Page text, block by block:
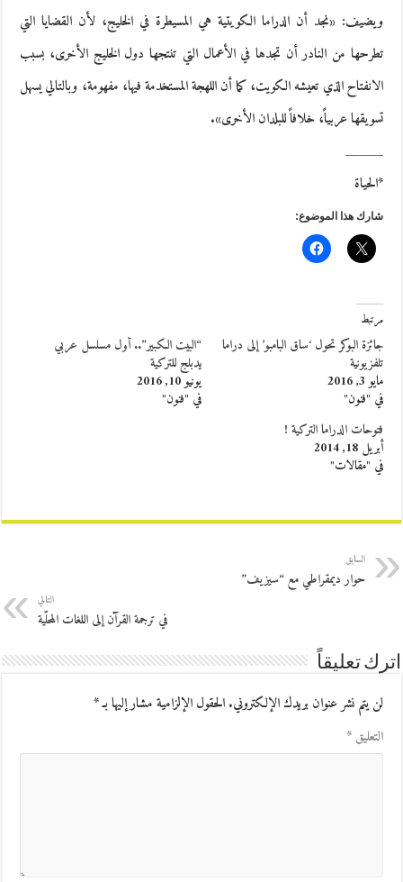
ويضيف: «نجد أن الدراما الكويتية هي المسيطرة في الخليج، لأن القضايا التي
تطرحها من النادر أن تجدها في الأعمال التي تنتجها دول الخليج الأخرى، بسبب
الانفتاح الذي تعيشه الكويت، كما أن اللهجة المستخدمة فيها، مفهومة، وبالتالي يسهل
تسويقها عربياً، خلافاً للبلدان الأخرى».
______
*الحياة
شارك هذا الموضوع:
مرتبط
جائزة البوكر تحول ‘ساق البامبو’ إلى دراما
تلفزيونية
مايو 3, 2016
في "فنون"
“البيت الكبير”.. أول مسلسل عربي
يدبلج للتركية
يونيو 10, 2016
في "فنون"
فتوحات الدراما التركية !
أبريل 18, 2014
في "مقالات"
السابق
حوار ديمقراطي مع “سيزيف”
التالي
في ترجمة القرآن إلى اللغات المحلّية
اترك تعليقاً
لن يتم نشر عنوان بريدك الإلكتروني.الحقول الإلزامية مشار إليها بـ*
التعليق*